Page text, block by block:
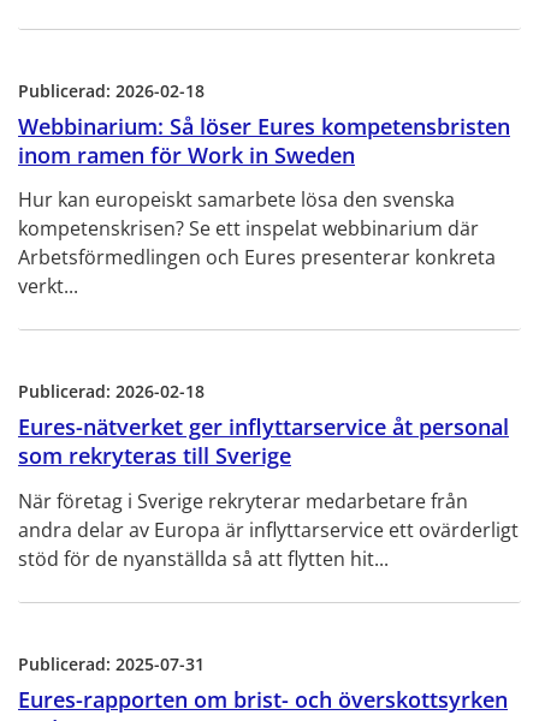
Publicerad: 2026-02-18
Webbinarium: Så löser Eures kompetensbristen
inom ramen för Work in Sweden
Hur kan europeiskt samarbete lösa den svenska
kompetenskrisen? Se ett inspelat webbinarium där
Arbetsförmedlingen och Eures presenterar konkreta
verkt...
Publicerad: 2026-02-18
Eures-nätverket ger inflyttarservice åt personal
som rekryteras till Sverige
När företag i Sverige rekryterar medarbetare från
andra delar av Europa är inflyttarservice ett ovärderligt
stöd för de nyanställda så att flytten hit...
Publicerad: 2025-07-31
Eures-rapporten om brist- och överskottsyrken